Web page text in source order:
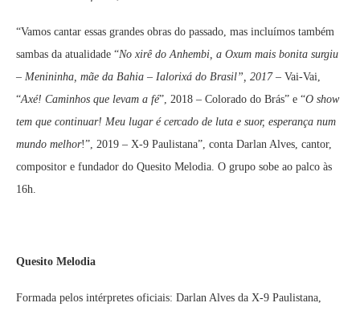
“Vamos cantar essas grandes obras do passado, mas incluímos também
sambas da atualidade “No xirê do Anhembi, a Oxum mais bonita surgiu
– Menininha, mãe da Bahia – Ialorixá do Brasil”, 2017 – Vai-Vai,
“Axé! Caminhos que levam a fé”, 2018 – Colorado do Brás” e “O show
tem que continuar! Meu lugar é cercado de luta e suor, esperança num
mundo melhor!”, 2019 – X-9 Paulistana”, conta Darlan Alves, cantor,
compositor e fundador do Quesito Melodia. O grupo sobe ao palco às
16h.
Quesito Melodia
Formada pelos intérpretes oficiais: Darlan Alves da X-9 Paulistana,